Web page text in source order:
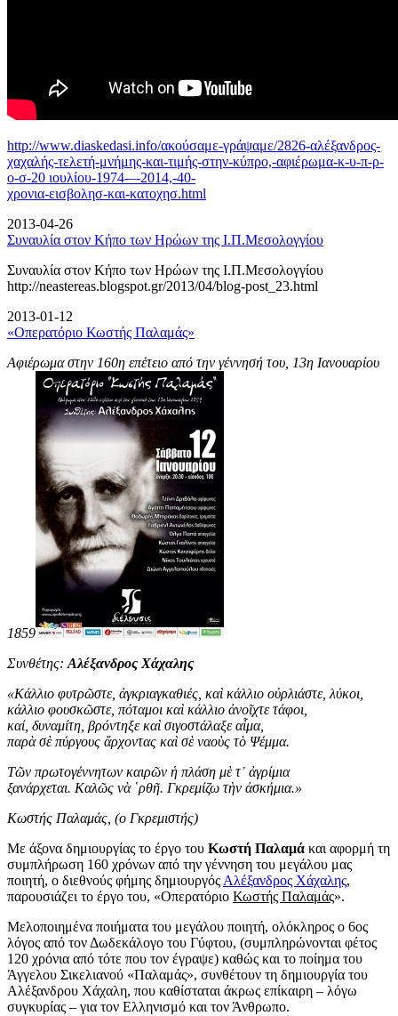
http://www.diaskedasi.info/ακούσαμε-γράψαμε/2826-αλέξανδρος-
χαχαλής-τελετή-μνήμης-και-τιμής-στην-κύπρο,-αφιέρωμα-κ-υ-π-ρ-
ο-σ-20 ιουλίου-1974-–-2014,-40-
χρονια-εισβολησ-και-κατοχησ.html
2013-04-26
Συναυλία στον Κήπο των Ηρώων της Ι.Π.Μεσολογγίου
Συναυλία στον Κήπο των Ηρώων της Ι.Π.Μεσολογγίου
http://neastereas.blogspot.gr/2013/04/blog-post_23.html
2013-01-12
«Οπερατόριο Κωστής Παλαμάς»
Αφιέρωμα στην 160η επέτειο από την γέννησή του, 13η Ιανουαρίου
1859
Συνθέτης: Αλέξανδρος Χάχαλης
«Κάλλιο φυτρῶστε, ἀγκριαγκαθιές, καὶ κάλλιο οὐρλιάστε, λύκοι,
κάλλιο φουσκῶστε, πόταμοι καὶ κάλλιο ἀνοῖχτε τάφοι,
καί, δυναμίτη, βρόντηξε καὶ σιγοστάλαξε αἷμα,
παρὰ σὲ πύργους ἄρχοντας καὶ σὲ ναοὺς τὸ Ψέμμα.
Τῶν πρωτογέννητων καιρῶν ἡ πλάση μὲ τ᾿ ἀγρίμια
ξανάρχεται. Καλῶς νὰ ῾ρθῆ. Γκρεμίζω τὴν ἀσκήμια.»
Κωστής Παλαμάς, (ο Γκρεμιστής)
Με άξονα δημιουργίας το έργο του Κωστή Παλαμά και αφορμή τη
συμπλήρωση 160 χρόνων από την γέννηση του μεγάλου μας
ποιητή, ο διεθνούς φήμης δημιουργός Αλέξανδρος Χάχαλης,
παρουσιάζει το έργο του, «Οπερατόριο Κωστής Παλαμάς».
Μελοποιημένα ποιήματα του μεγάλου ποιητή, ολόκληρος ο 6ος
λόγος από τον Δωδεκάλογο του Γύφτου, (συμπληρώνονται φέτος
120 χρόνια από τότε που τον έγραψε) καθώς και το ποίημα του
Άγγελου Σικελιανού «Παλαμάς», συνθέτουν τη δημιουργία του
Αλέξανδρου Χάχαλη, που καθίσταται άκρως επίκαιρη – λόγω
συγκυρίας – για τον Ελληνισμό και τον Άνθρωπο.